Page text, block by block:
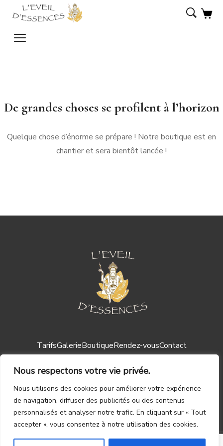
Nous respectons votre vie privée.
Nous utilisons des cookies pour améliorer votre expérience
de navigation, diffuser des publicités ou des contenus
personnalisés et analyser notre trafic. En cliquant sur « Tout
accepter », vous consentez à notre utilisation des cookies.
De grandes choses se profilent à l’horizon
Quelque chose d’énorme se prépare ! Notre boutique est en
chantier et sera bientôt lancée !
TarifsGalerieBoutiqueRendez-vousContact
Mentions légales ┃CGV